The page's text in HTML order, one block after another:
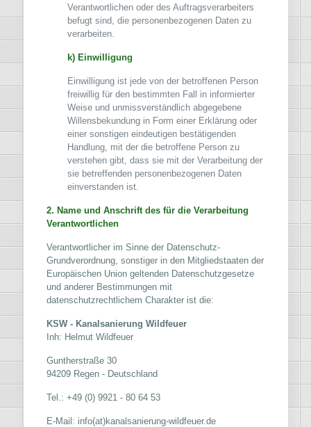
Verantwortlichen oder des Auftragsverarbeiters
befugt sind, die personenbezogenen Daten zu
verarbeiten.
k) Einwilligung
Einwilligung ist jede von der betroffenen Person
freiwillig für den bestimmten Fall in informierter
Weise und unmissverständlich abgegebene
Willensbekundung in Form einer Erklärung oder
einer sonstigen eindeutigen bestätigenden
Handlung, mit der die betroffene Person zu
verstehen gibt, dass sie mit der Verarbeitung der
sie betreffenden personenbezogenen Daten
einverstanden ist.
2. Name und Anschrift des für die Verarbeitung
Verantwortlichen
Verantwortlicher im Sinne der Datenschutz-
Grundverordnung, sonstiger in den Mitgliedstaaten der
Europäischen Union geltenden Datenschutzgesetze
und anderer Bestimmungen mit
datenschutzrechtlichem Charakter ist die:
KSW - Kanalsanierung Wildfeuer
Inh: Helmut Wildfeuer
Guntherstraße 30
94209 Regen - Deutschland
Tel.: +49 (0) 9921 - 80 64 53
E-Mail: info(at)kanalsanierung-wildfeuer.de